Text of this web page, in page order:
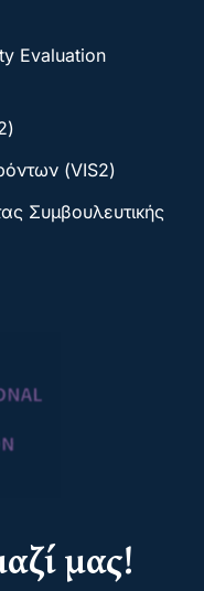
Evaluation
(VIS2)
Συμβουλευτικής
μας!